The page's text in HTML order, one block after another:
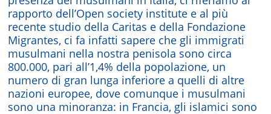
rapporto dell’Open society institute e al più
recente studio della Caritas e della Fondazione
Migrantes, ci fa infatti sapere che gli immigrati
musulmani nella nostra penisola sono circa
800.000, pari all’1,4% della popolazione, un
numero di gran lunga inferiore a quelli di altre
nazioni europee, dove comunque i musulmani
sono una minoranza: in Francia, gli islamici sono